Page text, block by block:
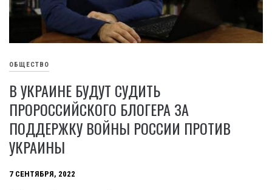
ОБЩЕСТВО
В УКРАИНЕ БУДУТ СУДИТЬ
ПРОРОССИЙСКОГО БЛОГЕРА ЗА
ПОДДЕРЖКУ ВОЙНЫ РОССИИ ПРОТИВ
УКРАИНЫ
7 СЕНТЯБРЯ, 2022